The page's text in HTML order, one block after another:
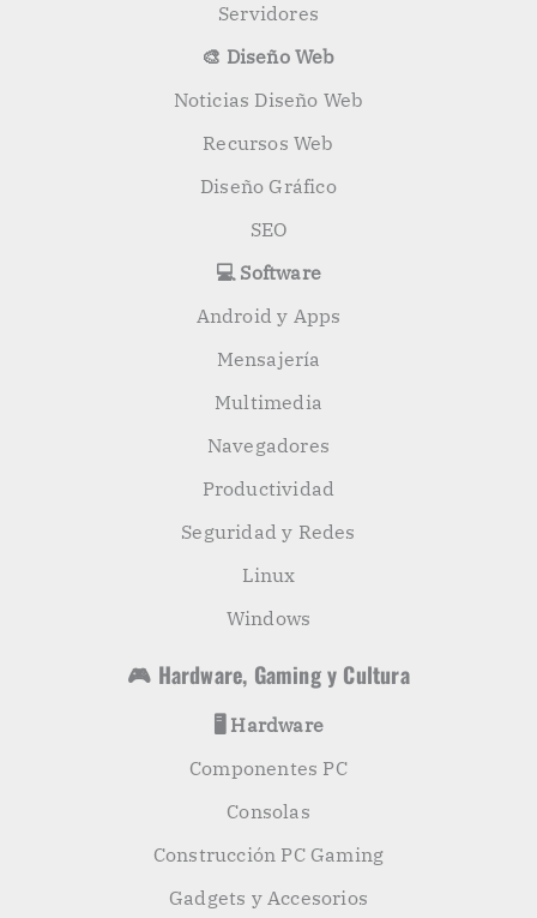
Servidores
🎨 Diseño Web
Noticias Diseño Web
Recursos Web
Diseño Gráfico
SEO
💻 Software
Android y Apps
Mensajería
Multimedia
Navegadores
Productividad
Seguridad y Redes
Linux
Windows
🎮 Hardware, Gaming y Cultura
🖥️ Hardware
Componentes PC
Consolas
Construcción PC Gaming
Gadgets y Accesorios